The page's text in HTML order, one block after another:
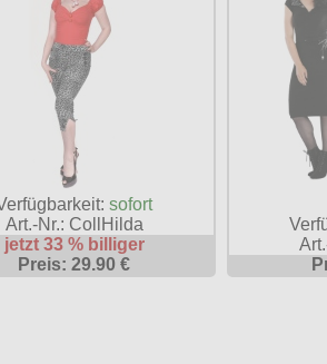
sofort
Art.-Nr.: CollHilda
jetzt 33 % billiger
Preis: 29.90 €